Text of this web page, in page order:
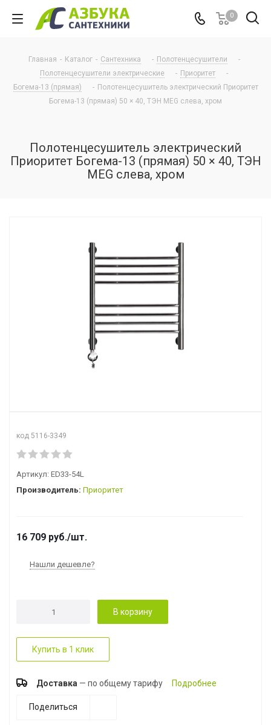
0
Главная - Каталог - Сантехника - Полотенцесушители
-
Полотенцесушители электрические
- Приоритет
-
Богема-13 (прямая)
- Полотенцесушитель электрический Приоритет
Богема-13 (прямая) 50 × 40, ТЭН MEG слева, хром
Полотенцесушитель электрический
Приоритет Богема-13 (прямая) 50 × 40, ТЭН
MEG слева, хром
код 5116-3349
Артикул: ED33-54L
Производитель: Приоритет
16 709 руб./шт.
Нашли дешевле?
В корзину
Купить в 1 клик
Доставка — по общему тарифу Подробнее
Поделиться